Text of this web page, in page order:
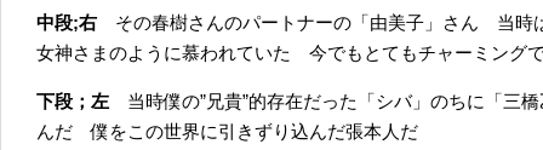
中段;右 その春樹さんのパートナーの「由美子」さん 当時
女神さまのように慕われていた 今でもとてもチャーミング
下段；左 当時僕の”兄貴”的存在だった「シバ」のちに「三
んだ 僕をこの世界に引きずり込んだ張本人だ